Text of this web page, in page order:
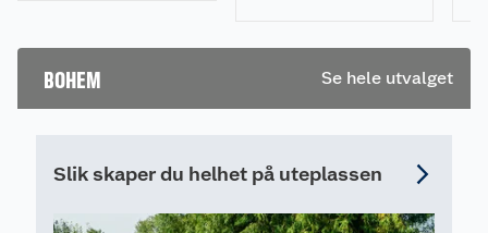
Mål: HxBxL: 79,7x72x62,7 cm
1 stk. stol
på terrassen.
BOHEM Se hele utvalget
Slik skaper du helhet på uteplassen